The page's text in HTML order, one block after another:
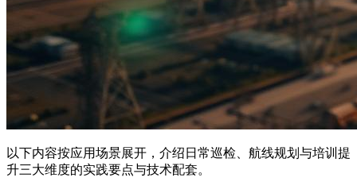
以下内容按应用场景展开，介绍日常巡检、航线规划与培训提
升三大维度的实践要点与技术配套。